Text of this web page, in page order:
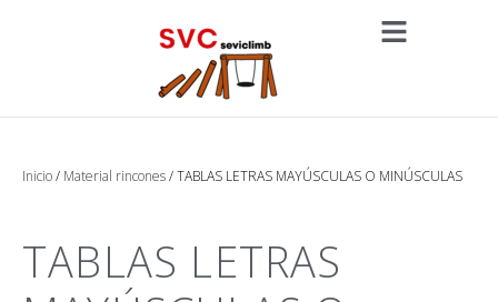
Inicio/ Material rincones/ TABLAS LETRAS MAYÚSCULAS O MINÚSCULAS
TABLAS LETRAS